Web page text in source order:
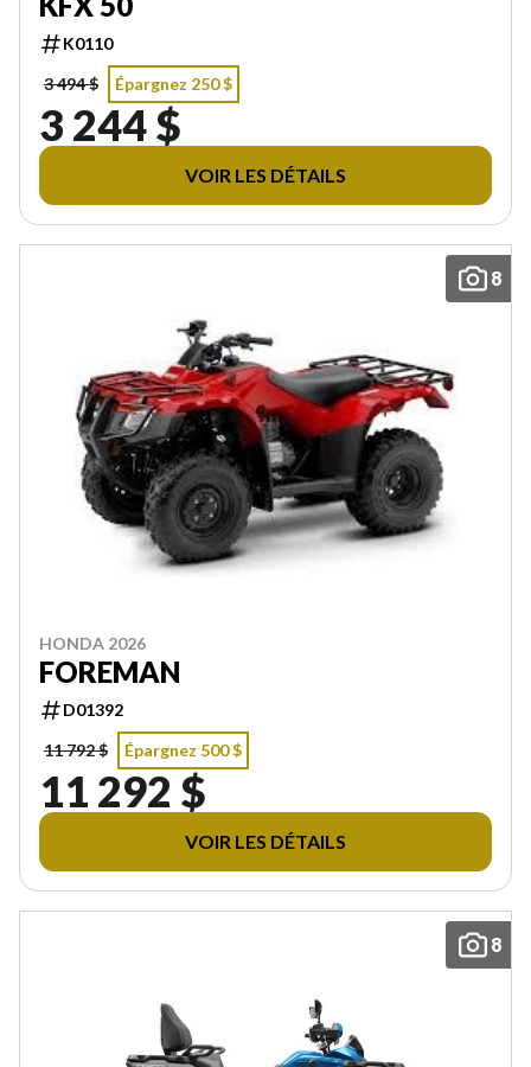
K0110
3 494 $
Épargnez 250 $
3 244 $
VOIR LES DÉTAILS
8
HONDA 2026
FOREMAN
D01392
11 792 $
Épargnez 500 $
11 292 $
VOIR LES DÉTAILS
8